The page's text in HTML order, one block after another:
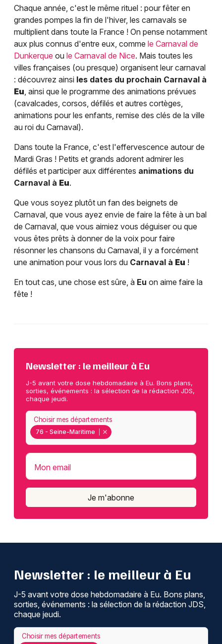
Chaque année, c'est le même rituel : pour fêter en
grandes pompes la fin de l'hiver, les carnavals se
multiplient dans toute la France ! On pense notamment
aux plus connus d'entre eux, comme le Carnaval de
Dunkerque ou le Carnaval de Nice. Mais toutes les
villes françaises (ou presque) organisent leur carnaval
: découvrez ainsi les dates du prochain Carnaval à
Eu, ainsi que le programme des animations prévues
(cavalcades, corsos, défilés et autres cortèges,
animations pour les enfants, remise des clés de la ville
au roi du Carnaval).
Dans toute la France, c'est l'effervescence autour de
Mardi Gras ! Petits et grands adorent admirer les
défilés et participer aux différentes animations du
Carnaval à Eu.
Que vous soyez plutôt un fan des beignets de
Carnaval, que vous ayez envie de faire la fête à un bal
de Carnaval, que vous aimiez vous déguiser ou que
vous êtes prêts à donner de la voix pour faire
résonner les chansons du Carnaval, il y a forcément
une animation pour vous lors du Carnaval à Eu !
En tout cas, une chose est sûre, à Eu on aime faire la
fête !
Newsletter : le meilleur à Eu
J-5 avant votre dose hebdomadaire à Eu. Bons plans,
sorties, événements : la sélection de la rédaction JDS,
chaque jeudi.
76 - Seine-Maritime
Choisir mes départements
Mon email
Je m'abonne
Newsletter : le meilleur à Eu
J-5 avant votre dose hebdomadaire à Eu. Bons plans,
sorties, événements : la sélection de la rédaction JDS,
chaque jeudi.
Choisir mes départements